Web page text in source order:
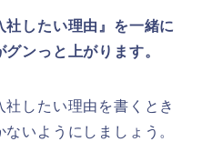
したい理由』を一緒に
ンっと上がります。
したい理由を書くとき
いようにしましょう。